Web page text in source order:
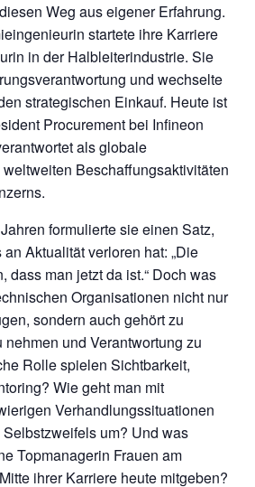
Weg aus eigener Erfahrung.
startete ihre Karriere
in der Halbleiterindustrie. Sie
und wechselte
strategischen Einkauf. Heute ist
Procurement bei Infineon
als globale
Beschaffungsaktivitäten
formulierte sie einen Satz,
Aktualität verloren hat: „Die
dass man jetzt da ist.“ Doch was
Organisationen nicht nur
sondern auch gehört zu
und Verantwortung zu
Rolle spielen Sichtbarkeit,
Wie geht man mit
Verhandlungssituationen
um? Und was
Topmanagerin Frauen am
ihrer Karriere heute mitgeben?